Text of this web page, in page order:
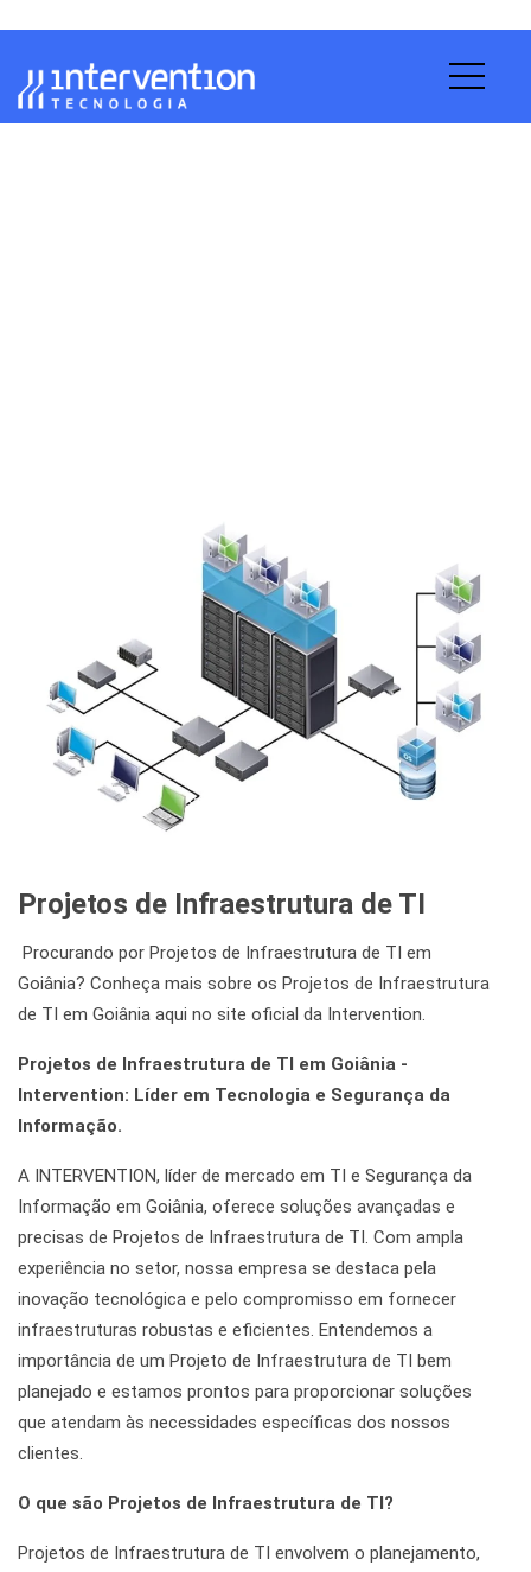
Projetos de Infraestrutura de TI
Procurando por Projetos de Infraestrutura de TI em
Goiânia? Conheça mais sobre os Projetos de Infraestrutura
de TI em Goiânia aqui no site oficial da Intervention.
Projetos de Infraestrutura de TI em Goiânia -
Intervention: Líder em Tecnologia e Segurança da
Informação.
A INTERVENTION, líder de mercado em TI e Segurança da
Informação em Goiânia, oferece soluções avançadas e
precisas de Projetos de Infraestrutura de TI. Com ampla
experiência no setor, nossa empresa se destaca pela
inovação tecnológica e pelo compromisso em fornecer
infraestruturas robustas e eficientes. Entendemos a
importância de um Projeto de Infraestrutura de TI bem
planejado e estamos prontos para proporcionar soluções
que atendam às necessidades específicas dos nossos
clientes.
O que são Projetos de Infraestrutura de TI?
Projetos de Infraestrutura de TI envolvem o planejamento,